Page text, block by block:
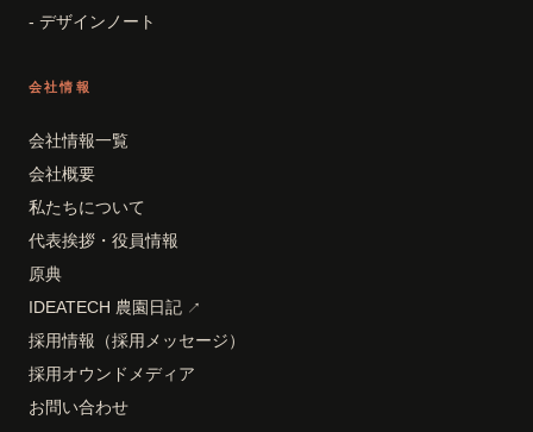
- デザインノート
会社情報
会社情報一覧
会社概要
私たちについて
代表挨拶・役員情報
原典
IDEATECH 農園日記 ↗
採用情報（採用メッセージ）
採用オウンドメディア
お問い合わせ